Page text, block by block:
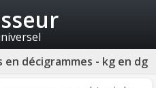
décigrammes - kg en dg